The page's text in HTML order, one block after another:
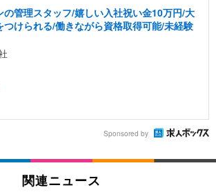
の管理スタッフ/嬉しい入社祝い金10万円/大
つけられる/働きながら資格取得可能/未経験
Sponsored by
関連ニュース